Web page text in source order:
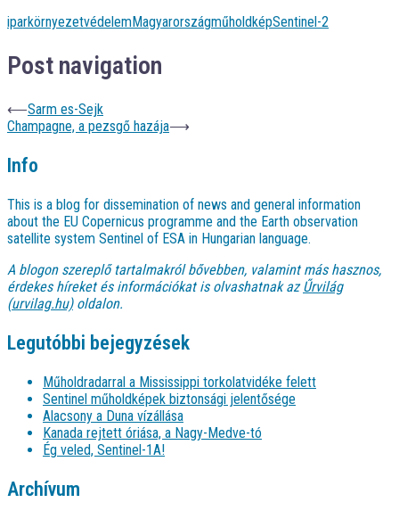
iparkörnyezetvédelemMagyarországműholdképSentinel-2
Post navigation
⟵Sarm es-Sejk
Champagne, a pezsgő hazája⟶
Info
This is a blog for dissemination of news and general information
about the EU Copernicus programme and the Earth observation
satellite system Sentinel of ESA in Hungarian language.
A blogon szereplő tartalmakról bővebben, valamint más hasznos,
érdekes híreket és információkat is olvashatnak azŰrvilág
(urvilag.hu)oldalon.
Legutóbbi bejegyzések
Műholdradarral a Mississippi torkolatvidéke felett
Sentinel műholdképek biztonsági jelentősége
Alacsony a Duna vízállása
Kanada rejtett óriása, a Nagy-Medve-tó
Ég veled, Sentinel-1A!
Archívum